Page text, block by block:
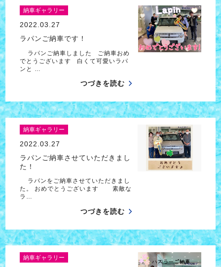
納車ギャラリー
2022.03.27
ラパンご納車です！
ラパンご納車しました ご納車おめ
でとうございます 白くて可愛いラパ
ンと …
つづきを読む
納車ギャラリー
2022.03.27
ラパンご納車させていただきまし
た！
ラパンをご納車させていただきまし
た。 おめでとうございます 素敵な
ラ…
つづきを読む
納車ギャラリー